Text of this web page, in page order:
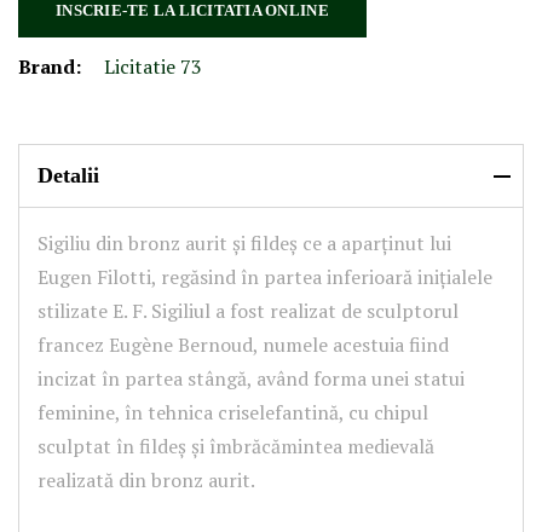
INSCRIE-TE LA LICITATIA ONLINE
Brand: Licitatie 73
Detalii
Sigiliu din bronz aurit și fildeș ce a aparținut lui
Eugen Filotti, regăsind în partea inferioară inițialele
stilizate E. F. Sigiliul a fost realizat de sculptorul
francez Eugène Bernoud, numele acestuia fiind
incizat în partea stângă, având forma unei statui
feminine, în tehnica criselefantină, cu chipul
sculptat în fildeș și îmbrăcămintea medievală
realizată din bronz aurit.